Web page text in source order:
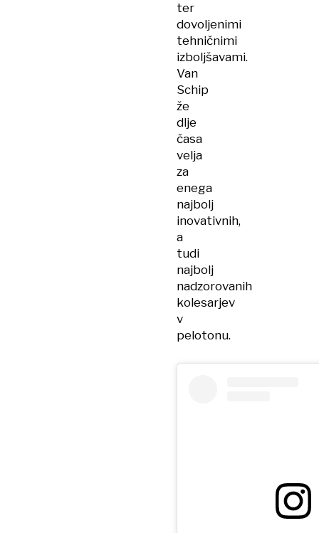
ter
dovoljenimi
tehničnimi
izboljšavami.
Van
Schip
že
dlje
časa
velja
za
enega
najbolj
inovativnih,
a
tudi
najbolj
nadzorovanih
kolesarjev
v
pelotonu.